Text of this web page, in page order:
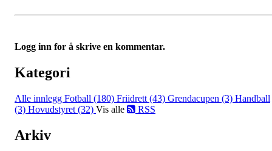
Logg inn for å skrive en kommentar.
Kategori
Alle innlegg Fotball (180) Friidrett (43) Grendacupen (3) Handball
(3) Hovudstyret (32) Vis alle RSS
Arkiv